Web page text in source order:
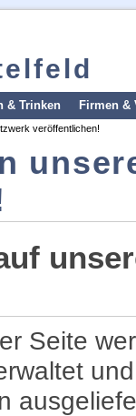
& Trinken Firmen &
veröffentlichen!
Seite